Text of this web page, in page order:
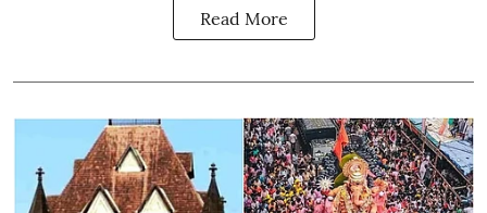
Read More